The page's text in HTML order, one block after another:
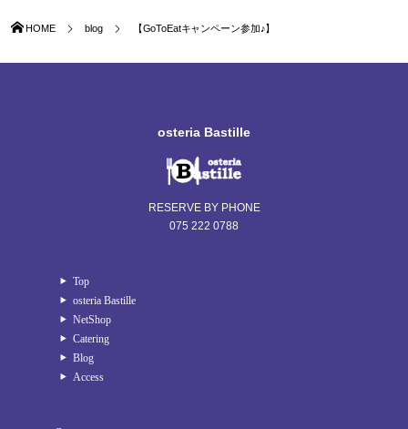
HOME blog 【GoToEatキャンペーン参加♪】
osteria Bastille
RESERVE BY PHONE
075 222 0788
Top
osteria Bastille
NetShop
Catering
Blog
Access